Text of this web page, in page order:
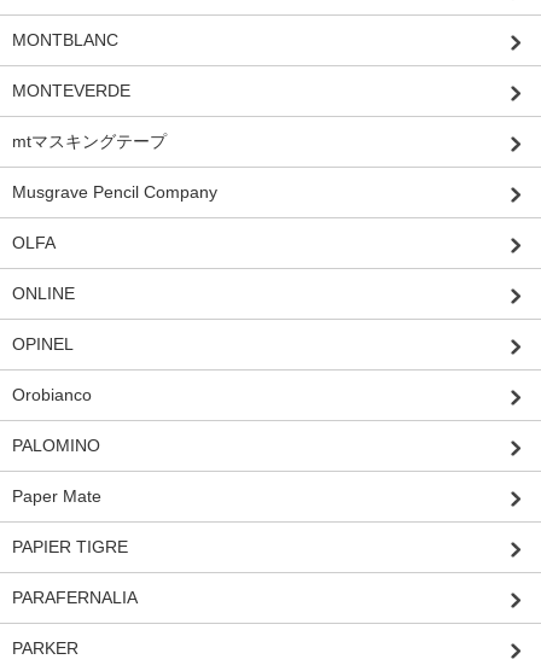
MONTBLANC
MONTEVERDE
mtマスキングテープ
Musgrave Pencil Company
OLFA
ONLINE
OPINEL
Orobianco
PALOMINO
Paper Mate
PAPIER TIGRE
PARAFERNALIA
PARKER